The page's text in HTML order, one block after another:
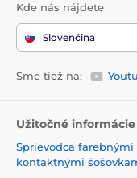
Kde nás nájdete
Slovenčina
Sme tiež na:
Užitočné informácie
Sprievodca farebnými
kontaktnými